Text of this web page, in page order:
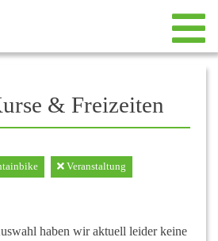
& Freizeiten
Veranstaltung
haben wir aktuell leider keine